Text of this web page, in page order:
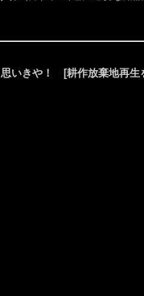
いきや！ [耕作放棄地再生